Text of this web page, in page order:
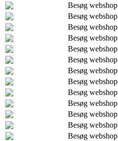
Besøg webshop
Besøg webshop
Besøg webshop
Besøg webshop
Besøg webshop
Besøg webshop
Besøg webshop
Besøg webshop
Besøg webshop
Besøg webshop
Besøg webshop
Besøg webshop
Besøg webshop